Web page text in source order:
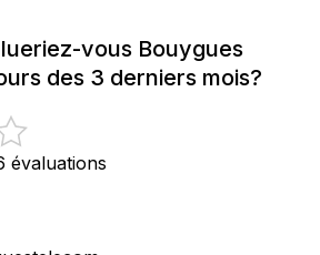
vous Bouygues
des 3 derniers mois?
évaluations